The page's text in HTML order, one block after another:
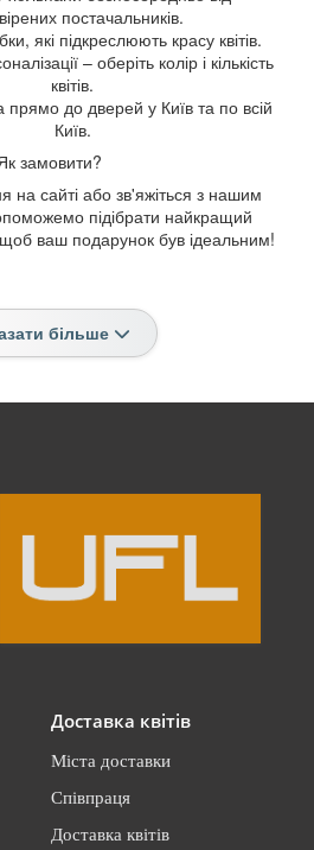
постачальників.
які підкреслюють красу квітів.
– оберіть колір і кількість
квітів.
прямо до дверей у Київ та по всій
Київ.
замовити?
на сайті або зв'яжіться з нашим
підібрати найкращий
ваш подарунок був ідеальним!
більше
Доставка квітів
Міста доставки
Співпраця
Доставка квітів